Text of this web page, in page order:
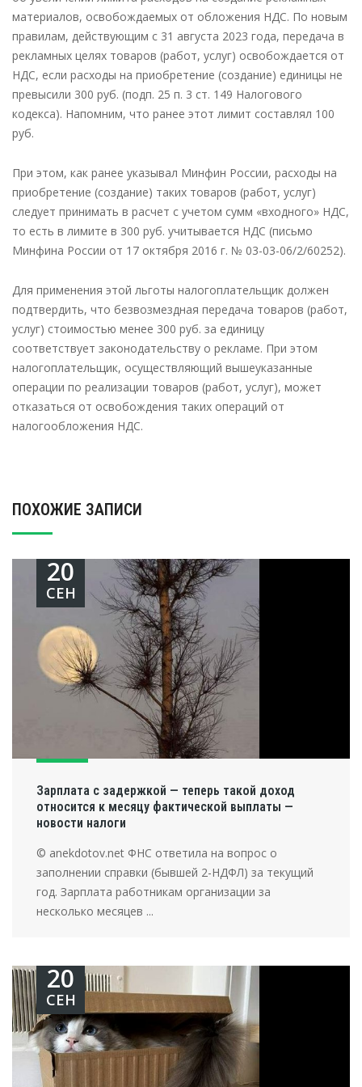
материалов, освобождаемых от обложения НДС. По новым
правилам, действующим с 31 августа 2023 года, передача в
рекламных целях товаров (работ, услуг) освобождается от
НДС, если расходы на приобретение (создание) единицы не
превысили 300 руб. (подп. 25 п. 3 ст. 149 Налогового
кодекса). Напомним, что ранее этот лимит составлял 100
руб.
При этом, как ранее указывал Минфин России, расходы на
приобретение (создание) таких товаров (работ, услуг)
следует принимать в расчет с учетом сумм «входного» НДС,
то есть в лимите в 300 руб. учитывается НДС (письмо
Минфина России от 17 октября 2016 г. № 03-03-06/2/60252).
Для применения этой льготы налогоплательщик должен
подтвердить, что безвозмездная передача товаров (работ,
услуг) стоимостью менее 300 руб. за единицу
соответствует законодательству о рекламе. При этом
налогоплательщик, осуществляющий вышеуказанные
операции по реализации товаров (работ, услуг), может
отказаться от освобождения таких операций от
налогообложения НДС.
ПОХОЖИЕ ЗАПИСИ
Зарплата с задержкой — теперь такой доход
относится к месяцу фактической выплаты —
новости налоги
20
СЕН
© anekdotov.net ФНС ответила на вопрос о
заполнении справки (бывшей 2-НДФЛ) за текущий
год. Зарплата работникам организации за
несколько месяцев ...
20
СЕН